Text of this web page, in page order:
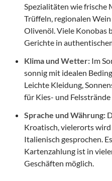
Spezialitäten wie frische
Trüffeln, regionalen
Olivenöl. Viele Konobas
Gerichte in
Klima und Wetter: Im
sonnig mit idealen
Leichte Kleidung,
für Kies- und
Sprache und Währung:
Kroatisch, vielerorts wird
Italienisch gesprochen.
Kartenzahlung ist in
Geschäften möglich.